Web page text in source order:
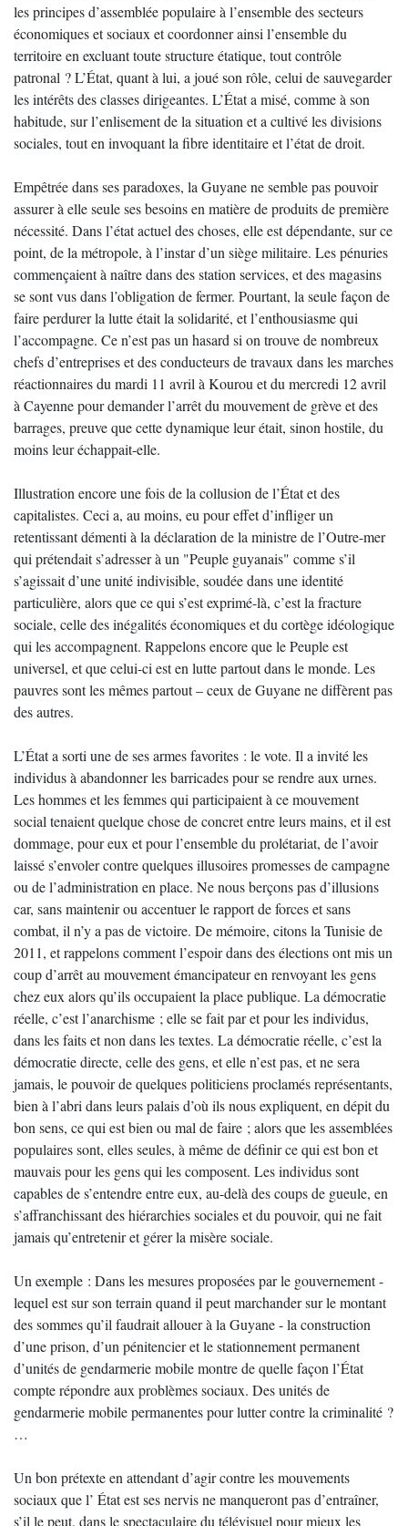
les principes d’assemblée populaire à l’ensemble des secteurs
économiques et sociaux et coordonner ainsi l’ensemble du
territoire en excluant toute structure étatique, tout contrôle
patronal ? L’État, quant à lui, a joué son rôle, celui de sauvegarder
les intérêts des classes dirigeantes. L’État a misé, comme à son
habitude, sur l’enlisement de la situation et a cultivé les divisions
sociales, tout en invoquant la fibre identitaire et l’état de droit.
Empêtrée dans ses paradoxes, la Guyane ne semble pas pouvoir
assurer à elle seule ses besoins en matière de produits de première
nécessité. Dans l’état actuel des choses, elle est dépendante, sur ce
point, de la métropole, à l’instar d’un siège militaire. Les pénuries
commençaient à naître dans des station services, et des magasins
se sont vus dans l’obligation de fermer. Pourtant, la seule façon de
faire perdurer la lutte était la solidarité, et l’enthousiasme qui
l’accompagne. Ce n’est pas un hasard si on trouve de nombreux
chefs d’entreprises et des conducteurs de travaux dans les marches
réactionnaires du mardi 11 avril à Kourou et du mercredi 12 avril
à Cayenne pour demander l’arrêt du mouvement de grève et des
barrages, preuve que cette dynamique leur était, sinon hostile, du
moins leur échappait-elle.
Illustration encore une fois de la collusion de l’État et des
capitalistes. Ceci a, au moins, eu pour effet d’infliger un
retentissant démenti à la déclaration de la ministre de l’Outre-mer
qui prétendait s’adresser à un "Peuple guyanais" comme s’il
s’agissait d’une unité indivisible, soudée dans une identité
particulière, alors que ce qui s’est exprimé-là, c’est la fracture
sociale, celle des inégalités économiques et du cortège idéologique
qui les accompagnent. Rappelons encore que le Peuple est
universel, et que celui-ci est en lutte partout dans le monde. Les
pauvres sont les mêmes partout – ceux de Guyane ne diffèrent pas
des autres.
L’État a sorti une de ses armes favorites : le vote. Il a invité les
individus à abandonner les barricades pour se rendre aux urnes.
Les hommes et les femmes qui participaient à ce mouvement
social tenaient quelque chose de concret entre leurs mains, et il est
dommage, pour eux et pour l’ensemble du prolétariat, de l’avoir
laissé s’envoler contre quelques illusoires promesses de campagne
ou de l’administration en place. Ne nous berçons pas d’illusions
car, sans maintenir ou accentuer le rapport de forces et sans
combat, il n’y a pas de victoire. De mémoire, citons la Tunisie de
2011, et rappelons comment l’espoir dans des élections ont mis un
coup d’arrêt au mouvement émancipateur en renvoyant les gens
chez eux alors qu’ils occupaient la place publique. La démocratie
réelle, c’est l’anarchisme ; elle se fait par et pour les individus,
dans les faits et non dans les textes. La démocratie réelle, c’est la
démocratie directe, celle des gens, et elle n’est pas, et ne sera
jamais, le pouvoir de quelques politiciens proclamés représentants,
bien à l’abri dans leurs palais d’où ils nous expliquent, en dépit du
bon sens, ce qui est bien ou mal de faire ; alors que les assemblées
populaires sont, elles seules, à même de définir ce qui est bon et
mauvais pour les gens qui les composent. Les individus sont
capables de s’entendre entre eux, au-delà des coups de gueule, en
s’affranchissant des hiérarchies sociales et du pouvoir, qui ne fait
jamais qu’entretenir et gérer la misère sociale.
Un exemple : Dans les mesures proposées par le gouvernement -
lequel est sur son terrain quand il peut marchander sur le montant
des sommes qu’il faudrait allouer à la Guyane - la construction
d’une prison, d’un pénitencier et le stationnement permanent
d’unités de gendarmerie mobile montre de quelle façon l’État
compte répondre aux problèmes sociaux. Des unités de
gendarmerie mobile permanentes pour lutter contre la criminalité ?
…
Un bon prétexte en attendant d’agir contre les mouvements
sociaux que l’ État est ses nervis ne manqueront pas d’entraîner,
s’il le peut, dans le spectaculaire du télévisuel pour mieux les